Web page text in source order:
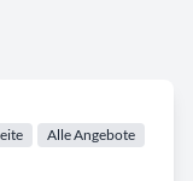
Alle Angebote